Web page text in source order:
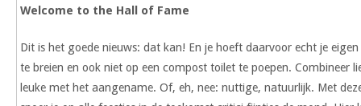
Welcome to the Hall of Fame
Dit is het goede nieuws: dat kan! En je hoeft daarvoor echt je
te breien en ook niet op een compost toilet te poepen. Combineer
leuke met het aangename. Of, eh, nee: nuttige, natuurlijk. Met